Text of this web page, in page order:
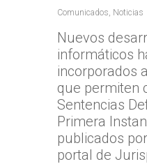
Comunicados, Noticias
Nuevos
informáticos
incorporados
que permiten
Sentencias
Primera
publicados
portal de